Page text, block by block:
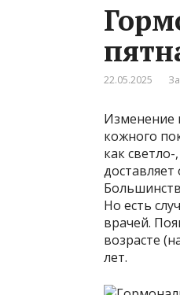
22.05.2025
Изменение
кожного
как
доставляет
Но есть
врачей.
возрасте
лет.